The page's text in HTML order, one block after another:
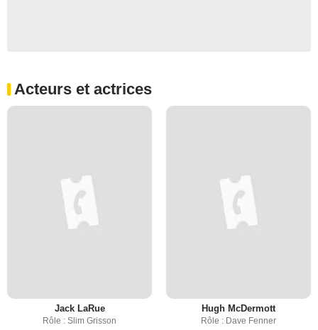
Acteurs et actrices
Jack LaRue
Rôle : Slim Grisson
Hugh McDermott
Rôle : Dave Fenner